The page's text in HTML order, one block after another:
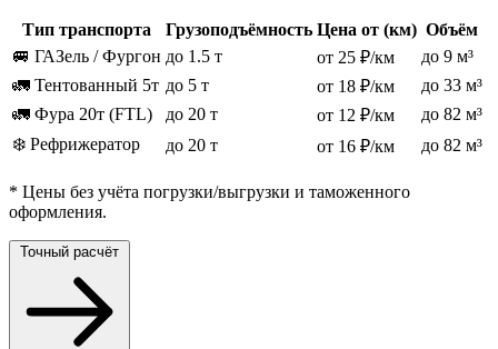
Тип транспорта Грузоподъёмность Цена от (км) Объём
🚐 ГАЗель / Фургон до 1.5 т от 25 ₽/км
до 9 м³
🚛 Тентованный 5т до 5 т от 18 ₽/км
до 33 м³
🚛 Фура 20т (FTL)
до 20 т от 12 ₽/км
до 82 м³
❄️ Рефрижератор
до 20 т от 16 ₽/км до 82 м³
* Цены без учёта погрузки/выгрузки и таможенного
оформления.
Точный расчёт